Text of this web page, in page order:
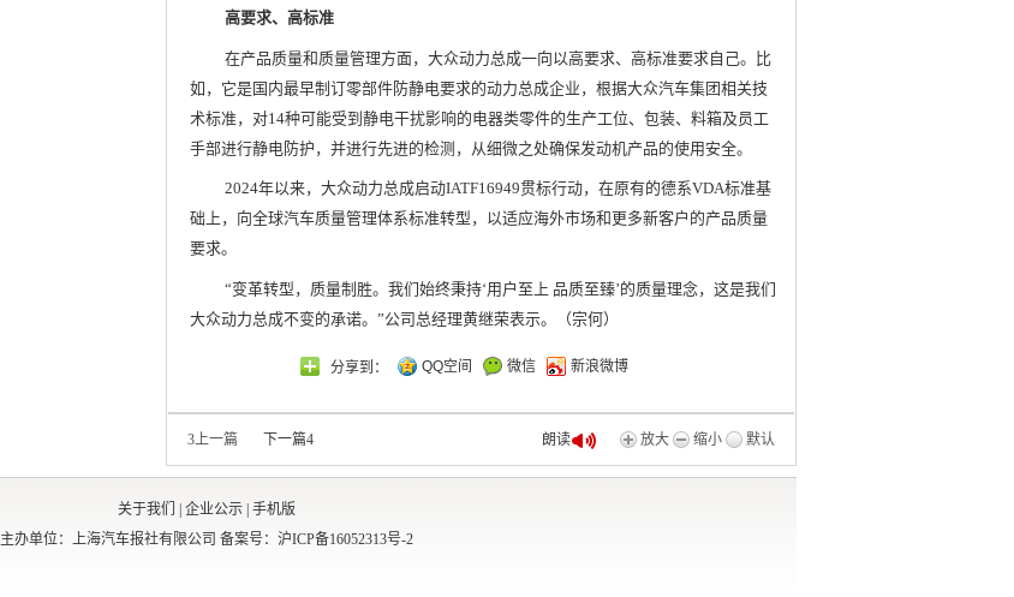
高要求、高标准
在产品质量和质量管理方面，大众动力总成一向以高要求、高标准要求自己。比
如，它是国内最早制订零部件防静电要求的动力总成企业，根据大众汽车集团相关技
术标准，对14种可能受到静电干扰影响的电器类零件的生产工位、包装、料箱及员工
手部进行静电防护，并进行先进的检测，从细微之处确保发动机产品的使用安全。
2024年以来，大众动力总成启动IATF16949贯标行动，在原有的德系VDA标准基
础上，向全球汽车质量管理体系标准转型，以适应海外市场和更多新客户的产品质量
要求。
“变革转型，质量制胜。我们始终秉持‘用户至上 品质至臻’的质量理念，这是我们
大众动力总成不变的承诺。”公司总经理黄继荣表示。（宗何）
分享到： QQ空间 微信 新浪微博
3 上一篇 下一篇4 放大 缩小 默认
朗读
关于我们 企业公示 手机版
主办单位：上海汽车报社有限公司 备案号：沪ICP备16052313号-2